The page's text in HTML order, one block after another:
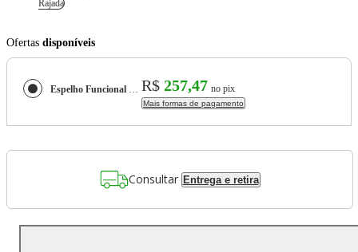
Rajada
Ofertas disponíveis
Espelho Funcional Hook Cromado Alça Corino 60x40 cm Retangular R$ 257,47 no pix
Mais formas de pagamento
Consultar Entrega e retira